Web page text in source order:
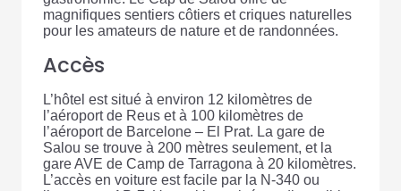
magnifiques sentiers côtiers et criques naturelles
pour les amateurs de nature et de randonnées.
Accès
L’hôtel est situé à environ 12 kilomètres de
l’aéroport de Reus et à 100 kilomètres de
l’aéroport de Barcelone – El Prat. La gare de
Salou se trouve à 200 mètres seulement, et la
gare AVE de Camp de Tarragona à 20 kilomètres.
L’accès en voiture est facile par la N-340 ou